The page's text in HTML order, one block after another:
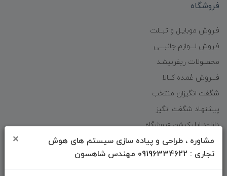
مشاوره ، طراحی و پیاده سازی سیستم های هوش
تجاری : 09196334622 مهندس شاهسون
×
فروشگاه
فـروش موبایـل و تبــلت
فـروش لـــوازم جانبـــی
محصـولات ریفربیشـد
فـــروش عُمـده کــالا
شگفت انگیزان منتخب
پیشنهـاد شگفت انگیز
دانلود اپلیکیشن فروشگاه
دسترسی سریع